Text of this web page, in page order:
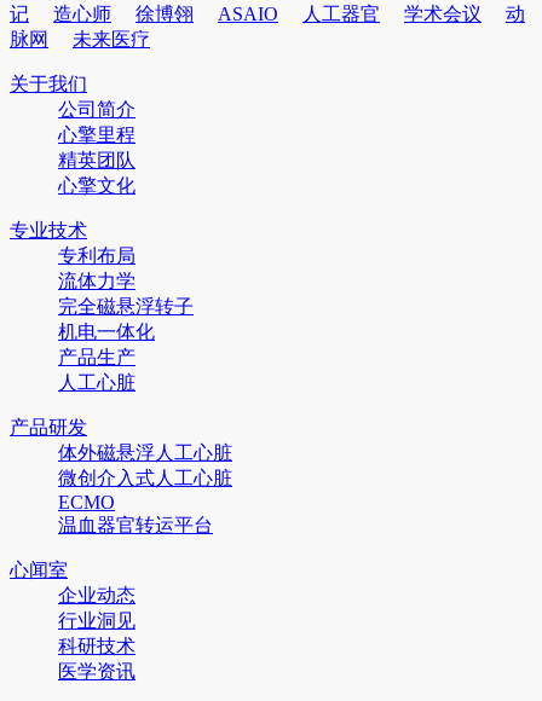
记
造心师 徐博翎 ASAIO 人工器官 学术会议
动
脉网
未来医疗
关于我们
公司简介
心擎里程
精英团队
心擎文化
专业技术
专利布局
流体力学
完全磁悬浮转子
机电一体化
产品生产
人工心脏
产品研发
体外磁悬浮人工心脏
微创介入式人工心脏
ECMO
温血器官转运平台
心闻室
企业动态
行业洞见
科研技术
医学资讯